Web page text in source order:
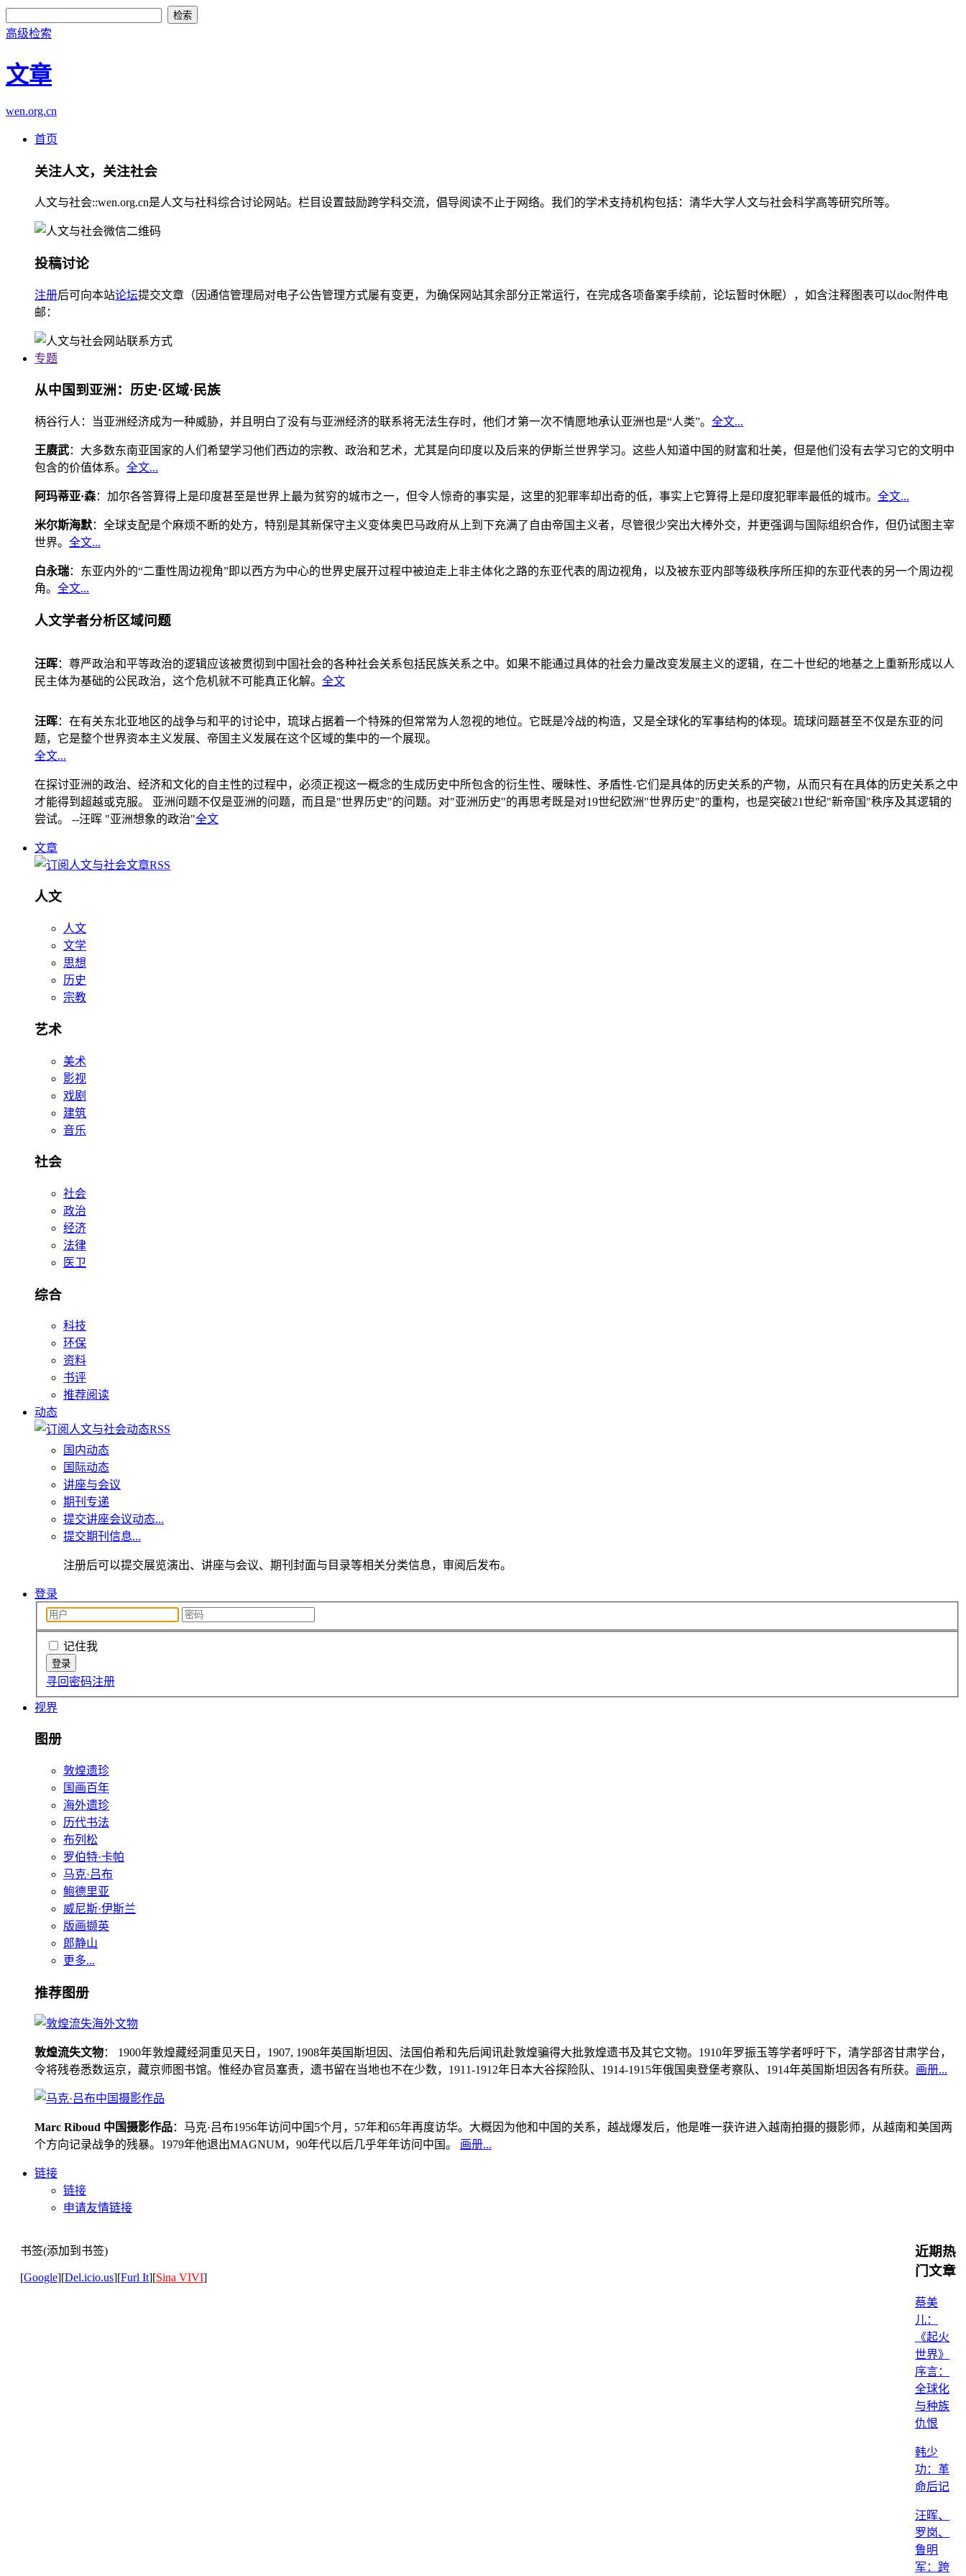
高级检索
文章
wen.org.cn
首页
关注人文，关注社会
人文与社会::wen.org.cn是人文与社科综合讨论网站。栏目设置鼓励跨学科交流，倡导阅读不止于网络。我们的学术支持机构包括：清华大学人文与社会科学高等研究所等。
投稿讨论
注册后可向本站论坛提交文章（因通信管理局对电子公告管理方式屡有变更，为确保网站其余部分正常运行，在完成各项备案手续前，论坛暂时休眠），如含注释图表可以doc附件电
邮：
专题
从中国到亚洲：历史·区域·民族
柄谷行人：当亚洲经济成为一种威胁，并且明白了没有与亚洲经济的联系将无法生存时，他们才第一次不情愿地承认亚洲也是“人类”。 全文...
王赓武：大多数东南亚国家的人们希望学习他们西边的宗教、政治和艺术，尤其是向印度以及后来的伊斯兰世界学习。这些人知道中国的财富和壮美，但是他们没有去学习它的文明中
包含的价值体系。 全文...
阿玛蒂亚·森：加尔各答算得上是印度甚至是世界上最为贫穷的城市之一，但令人惊奇的事实是，这里的犯罪率却出奇的低，事实上它算得上是印度犯罪率最低的城市。 全文...
米尔斯海默：全球支配是个麻烦不断的处方，特别是其新保守主义变体奥巴马政府从上到下充满了自由帝国主义者，尽管很少突出大棒外交，并更强调与国际组织合作，但仍试图主宰
世界。 全文...
白永瑞：东亚内外的“二重性周边视角”即以西方为中心的世界史展开过程中被迫走上非主体化之路的东亚代表的周边视角，以及被东亚内部等级秩序所压抑的东亚代表的另一个周边视
角。 全文...
人文学者分析区域问题
汪晖：尊严政治和平等政治的逻辑应该被贯彻到中国社会的各种社会关系包括民族关系之中。如果不能通过具体的社会力量改变发展主义的逻辑，在二十世纪的地基之上重新形成以人
民主体为基础的公民政治，这个危机就不可能真正化解。 全文
汪晖：在有关东北亚地区的战争与和平的讨论中，琉球占据着一个特殊的但常常为人忽视的地位。它既是冷战的构造，又是全球化的军事结构的体现。琉球问题甚至不仅是东亚的问
题，它是整个世界资本主义发展、帝国主义发展在这个区域的集中的一个展现。
全文...
在探讨亚洲的政治、经济和文化的自主性的过程中，必须正视这一概念的生成历史中所包含的衍生性、暧昧性、矛盾性-它们是具体的历史关系的产物，从而只有在具体的历史关系之中
才能得到超越或克服。 亚洲问题不仅是亚洲的问题，而且是"世界历史"的问题。对"亚洲历史"的再思考既是对19世纪欧洲"世界历史"的重构，也是突破21世纪"新帝国"秩序及其逻辑的
尝试。 --汪晖 "亚洲想象的政治"全文
文章
人文
人文
文学
思想
历史
宗教
艺术
美术
影视
戏剧
建筑
音乐
社会
社会
政治
经济
法律
医卫
综合
科技
环保
资料
书评
推荐阅读
动态
国内动态
国际动态
讲座与会议
期刊专递
提交讲座会议动态...
提交期刊信息...
注册后可以提交展览演出、讲座与会议、期刊封面与目录等相关分类信息，审阅后发布。
登录
记住我
寻回密码注册
视界
图册
敦煌遗珍
国画百年
海外遗珍
历代书法
布列松
罗伯特·卡帕
马克·吕布
鲍德里亚
威尼斯·伊斯兰
版画撷英
郎静山
更多...
推荐图册
敦煌流失文物： 1900年敦煌藏经洞重见天日，1907, 1908年英国斯坦因、法国伯希和先后闻讯赴敦煌骗得大批敦煌遗书及其它文物。1910年罗振玉等学者呼吁下，清学部咨甘肃学台，
令将残卷悉数运京，藏京师图书馆。惟经办官员塞责，遗书留在当地也不在少数，1911-1912年日本大谷探险队、1914-1915年俄国奥登堡考察队、1914年英国斯坦因各有所获。 画册...
Marc Riboud 中国摄影作品：马克·吕布1956年访问中国5个月，57年和65年再度访华。大概因为他和中国的关系，越战爆发后，他是唯一获许进入越南拍摄的摄影师，从越南和美国两
个方向记录战争的残暴。1979年他退出MAGNUM，90年代以后几乎年年访问中国。 画册...
链接
链接
申请友情链接
书签(添加到书签)
[Google][Del.icio.us][Furl It][Sina VIVI]
近期热
门文章
蔡美
儿：
《起火
世界》
序言：
全球化
与种族
仇恨
韩少
功：革
命后记
汪晖、
罗岗、
鲁明
军：跨